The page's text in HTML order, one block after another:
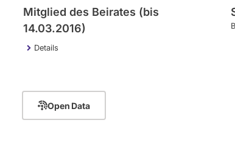
Mitglied des Beirates (bis
14.03.2016)
Details
Open Data